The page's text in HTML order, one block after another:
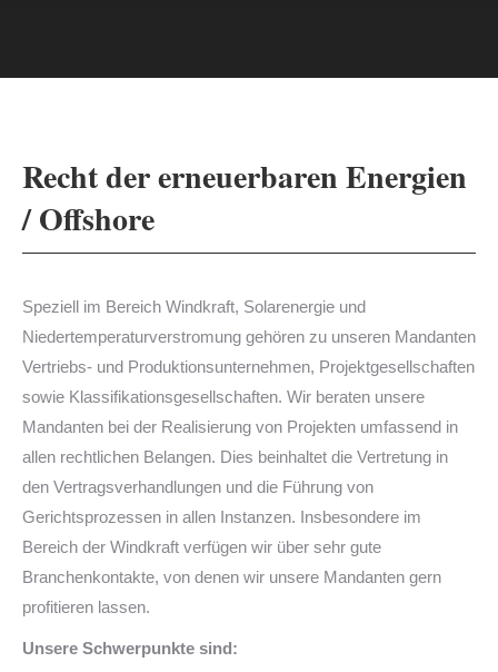
Recht der erneuerbaren Energien
/ Offshore
Speziell im Bereich Windkraft, Solarenergie und
Niedertemperaturverstromung gehören zu unseren Mandanten
Vertriebs- und Produktionsunternehmen, Projektgesellschaften
sowie Klassifikationsgesellschaften. Wir beraten unsere
Mandanten bei der Realisierung von Projekten umfassend in
allen rechtlichen Belangen. Dies beinhaltet die Vertretung in
den Vertragsverhandlungen und die Führung von
Gerichtsprozessen in allen Instanzen. Insbesondere im
Bereich der Windkraft verfügen wir über sehr gute
Branchenkontakte, von denen wir unsere Mandanten gern
profitieren lassen.
Unsere Schwerpunkte sind: